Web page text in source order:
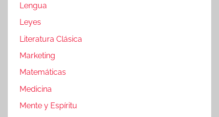
Lengua
Leyes
Literatura Clásica
Marketing
Matemáticas
Medicina
Mente y Espíritu